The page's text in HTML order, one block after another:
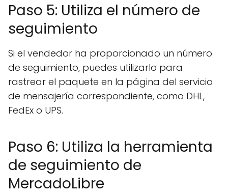
Paso 5: Utiliza el número de
seguimiento
Si el vendedor ha proporcionado un número
de seguimiento, puedes utilizarlo para
rastrear el paquete en la página del servicio
de mensajería correspondiente, como DHL,
FedEx o UPS.
Paso 6: Utiliza la herramienta
de seguimiento de
MercadoLibre